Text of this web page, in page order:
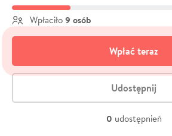
Wpłaciło 9 osób
Wpłać teraz
Udostępnij
0 udostępnień